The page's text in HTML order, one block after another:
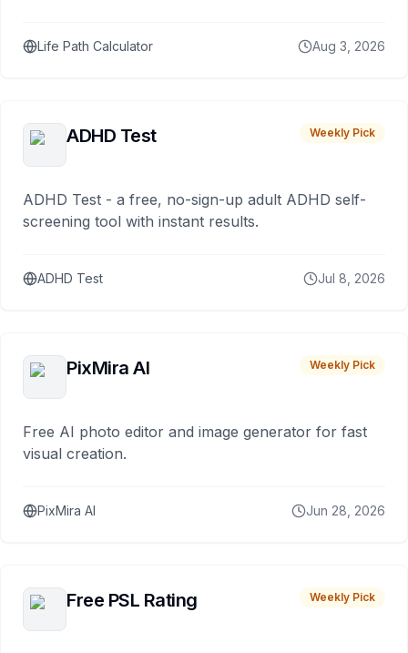
Life Path Calculator Aug 3, 2026
ADHD Test Weekly Pick
ADHD Test - a free, no-sign-up adult ADHD self-
screening tool with instant results.
ADHD Test Jul 8, 2026
PixMira AI Weekly Pick
Free AI photo editor and image generator for fast
visual creation.
PixMira AI Jun 28, 2026
Free PSL Rating Weekly Pick